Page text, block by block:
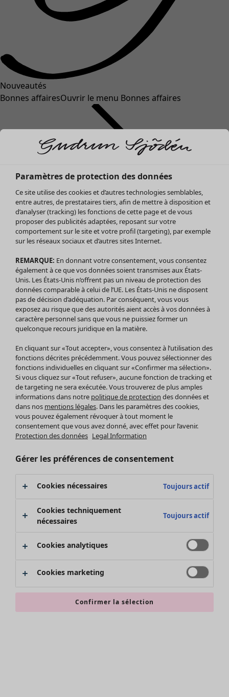
Nouveautés
Bonnes affairesOuvrir le menu Bonnes affaires
Soldes Vêtements
Tous les vêtements
Robes
Tuniques
Blouses
Tops
Gilets
Pantalon
Jupes
Leggings et collants
Accessoires
Chaussures
Vêtements de bain
Basics
Soldes Mobilier
Bonnes affaires déco
Décoration
Textiles
Tapis
Éponge
Promos SOLDES
Les promos de Gudrun Sjödén
Nouvel arrivage
Bonnes affaires en soldes - jusqu'à -70
Paramètres de protection des données
Ce site utilise des cookies et d’autres technologies semblables,
entre autres, de prestataires tiers, afin de mettre à disposition et
d’analyser (tracking) les fonctions de cette page et de vous
proposer des publicités adaptées, reposant sur votre
comportement sur le site et votre profil (targeting), par exemple
sur les réseaux sociaux et d’autres sites Internet.
REMARQUE: En donnant votre consentement, vous consentez
également à ce que vos données soient transmises aux États-
Unis. Les États-Unis n’offrent pas un niveau de protection des
données comparable à celui de l’UE. Les États-Unis ne disposent
pas de décision d’adéquation. Par conséquent, vous vous
exposez au risque que des autorités aient accès à vos données à
caractère personnel sans que vous ne puissiez former un
quelconque recours juridique en la matière.
En cliquant sur «Tout accepter», vous consentez à l’utilisation des
fonctions décrites précédemment. Vous pouvez sélectionner des
fonctions individuelles en cliquant sur «Confirmer ma sélection».
Si vous cliquez sur «Tout refuser», aucune fonction de tracking et
de targeting ne sera exécutée. Vous trouverez de plus amples
informations dans notre politique de protection des données et
dans nos mentions légales. Dans les paramètres des cookies,
vous pouvez également révoquer à tout moment le
consentement que vous avez donné, avec effet pour l’avenir.
Protection des données Legal Information
Gérer les préférences de consentement
Cookies nécessaires Toujours actif
Cookies techniquement
nécessaires
Toujours actif
Cookies analytiques
Cookies marketing
Confirmer la sélection